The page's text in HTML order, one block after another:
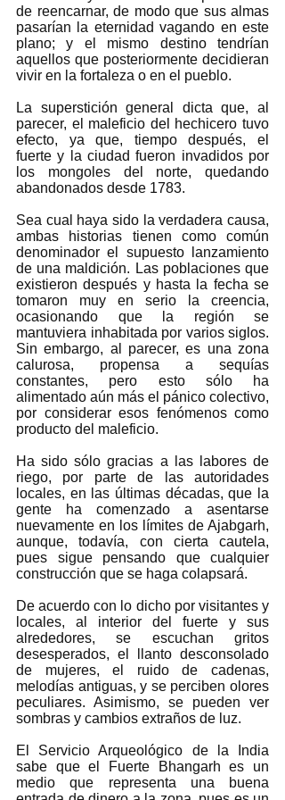
de reencarnar, de modo que sus almas
pasarían la eternidad vagando en este
plano; y el mismo destino tendrían
aquellos que posteriormente decidieran
vivir en la fortaleza o en el pueblo.
La superstición general dicta que, al
parecer, el maleficio del hechicero tuvo
efecto, ya que, tiempo después, el
fuerte y la ciudad fueron invadidos por
los mongoles del norte, quedando
abandonados desde 1783.
Sea cual haya sido la verdadera causa,
ambas historias tienen como común
denominador el supuesto lanzamiento
de una maldición. Las poblaciones que
existieron después y hasta la fecha se
tomaron muy en serio la creencia,
ocasionando que la región se
mantuviera inhabitada por varios siglos.
Sin embargo, al parecer, es una zona
calurosa, propensa a sequías
constantes, pero esto sólo ha
alimentado aún más el pánico colectivo,
por considerar esos fenómenos como
producto del maleficio.
Ha sido sólo gracias a las labores de
riego, por parte de las autoridades
locales, en las últimas décadas, que la
gente ha comenzado a asentarse
nuevamente en los límites de Ajabgarh,
aunque, todavía, con cierta cautela,
pues sigue pensando que cualquier
construcción que se haga colapsará.
De acuerdo con lo dicho por visitantes y
locales, al interior del fuerte y sus
alrededores, se escuchan gritos
desesperados, el llanto desconsolado
de mujeres, el ruido de cadenas,
melodías antiguas, y se perciben olores
peculiares. Asimismo, se pueden ver
sombras y cambios extraños de luz.
El Servicio Arqueológico de la India
sabe que el Fuerte Bhangarh es un
medio que representa una buena